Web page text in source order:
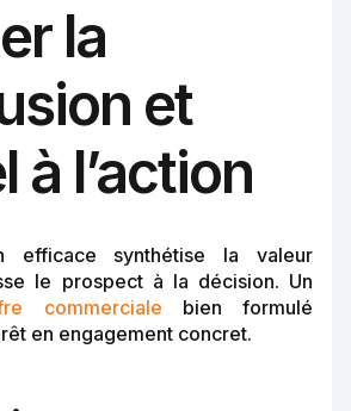
la
et
à l’action
efficace synthétise la valeur
le prospect à la décision. Un
commerciale bien formulé
en engagement concret.